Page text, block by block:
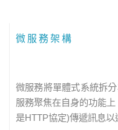
微服務架構
微服務將單體式系統拆
服務聚焦在自身的功能
是HTTP協定)傳遞訊息以